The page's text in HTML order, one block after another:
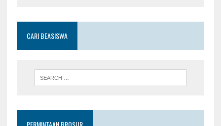
CARI BEASISWA